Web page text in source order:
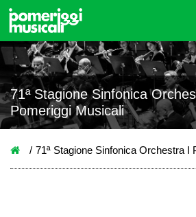
71ª Stagione Sinfonica
Pomeriggi Musicali
71ª Stagione Sinfonica Orchestra I